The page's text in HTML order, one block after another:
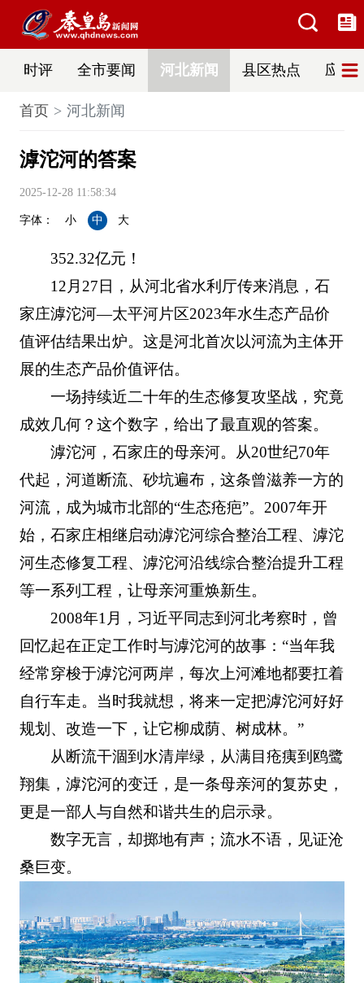
时评 全市要闻 河北新闻 县区热点 应急
首页 河北新闻
滹沱河的答案
2025-12-28 11:58:34
字体： 小 中 大
352.32亿元！
12月27日，从河北省水利厅传来消息，石
家庄滹沱河—太平河片区2023年水生态产品价
值评估结果出炉。这是河北首次以河流为主体开
展的生态产品价值评估。
一场持续近二十年的生态修复攻坚战，究竟
成效几何？这个数字，给出了最直观的答案。
滹沱河，石家庄的母亲河。从20世纪70年
代起，河道断流、砂坑遍布，这条曾滋养一方的
河流，成为城市北部的“生态疮疤”。2007年开
始，石家庄相继启动滹沱河综合整治工程、滹沱
河生态修复工程、滹沱河沿线综合整治提升工程
等一系列工程，让母亲河重焕新生。
2008年1月，习近平同志到河北考察时，曾
回忆起在正定工作时与滹沱河的故事：“当年我
经常穿梭于滹沱河两岸，每次上河滩地都要扛着
自行车走。当时我就想，将来一定把滹沱河好好
规划、改造一下，让它柳成荫、树成林。”
从断流干涸到水清岸绿，从满目疮痍到鸥鹭
翔集，滹沱河的变迁，是一条母亲河的复苏史，
更是一部人与自然和谐共生的启示录。
数字无言，却掷地有声；流水不语，见证沧
桑巨变。